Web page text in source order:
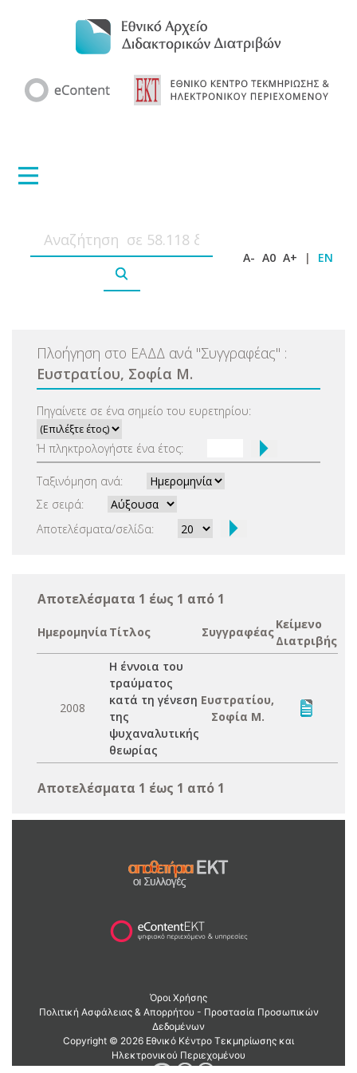
A- A0 A+ | EN
Πλοήγηση στο ΕΑΔΔ ανά "Συγγραφέας" :
Ευστρατίου, Σοφία Μ.
Πηγαίνετε σε ένα σημείο του ευρετηρίου:
Ή πληκτρολογήστε ένα έτος:
Ταξινόμηση ανά:
Σε σειρά:
Αποτελέσματα/σελίδα:
Αποτελέσματα 1 έως 1 από 1
Ημερομηνία Τίτλος Συγγραφέας
Κείμενο
Διατριβής
2008
Η έννοια του
τραύματος
κατά τη γένεση
της
ψυχαναλυτικής
θεωρίας
Ευστρατίου,
Σοφία Μ.
Αποτελέσματα 1 έως 1 από 1